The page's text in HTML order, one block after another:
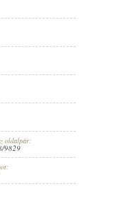
oldalpár:
9829